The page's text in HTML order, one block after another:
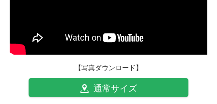
【写真ダウンロード】
通常サイズ